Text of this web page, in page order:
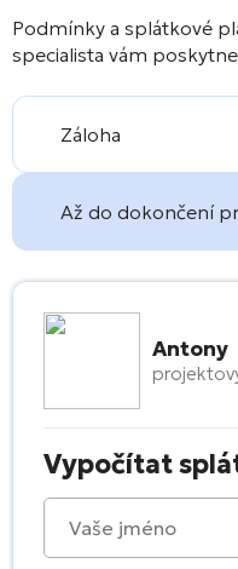
Podmínky a splátkové
specialista vám
Záloha
Až do dokončení
Antony
Vypočítat